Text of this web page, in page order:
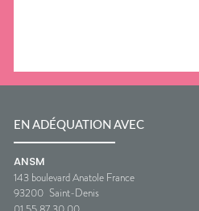
EN ADÉQUATION AVEC
ANSM
143 boulevard Anatole France
93200 Saint-Denis